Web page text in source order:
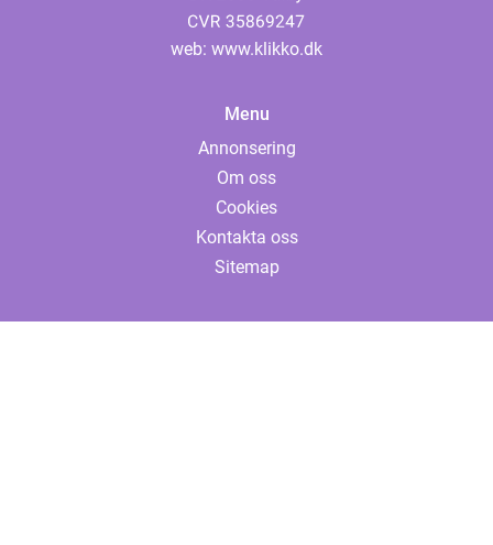
web: www.klikko.dk
Menu
Annonsering
Om oss
Cookies
Kontakta oss
Sitemap